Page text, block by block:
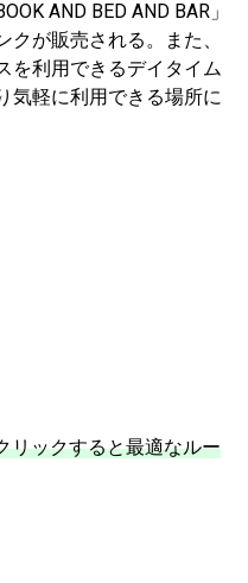
AND BED AND BAR」
が販売される。また、
を利用できるデイタイム
気軽に利用できる場所に
リックすると最適なルー